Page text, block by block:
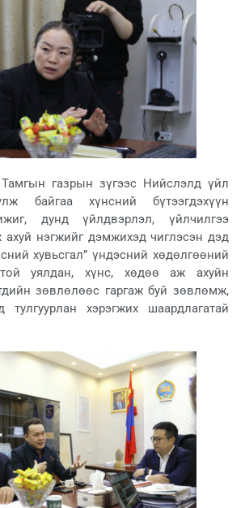
газрын зүгээс Нийслэлд үйл
байгаа хүнсний бүтээгдэхүүн
дунд үйлдвэрлэл, үйлчилгээ
ахуй нэгжийг дэмжихэд чиглэсэн дэд
хувьсгал” үндэсний хөдөлгөөний
уялдан, хүнс, хөдөө аж ахуйн
зөвлөлөөс гаргаж буй зөвлөмж,
тулгуурлан хэрэгжих шаардлагатай